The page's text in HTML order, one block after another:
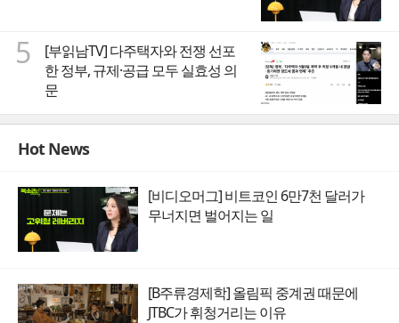
5
[부읽남TV] 다주택자와 전쟁 선포
한 정부, 규제·공급 모두 실효성 의
문
Hot News
[비디오머그] 비트코인 6만7천 달러가
무너지면 벌어지는 일
[B주류경제학] 올림픽 중계권 때문에
JTBC가 휘청거리는 이유